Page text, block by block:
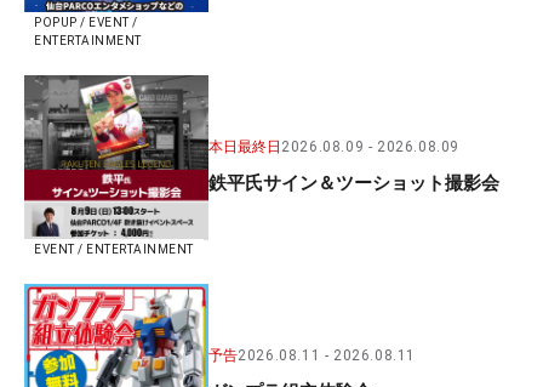
POPUP / EVENT /
ENTERTAINMENT
EVENT / ENTERTAINMENT
本日最終日 2026.08.09 2026.08.09
鉄平氏サイン＆ツーショット撮影会
予告2026.08.11 2026.08.11